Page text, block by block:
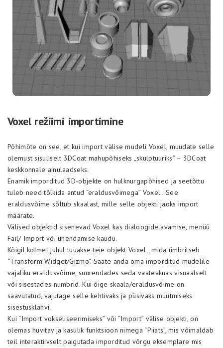
Voxel režiimi importimine
Põhimõte on see, et kui import välise mudeli Voxel, muudate selle
olemust sisuliselt 3DCoat mahupõhiseks „skulptuuriks” – 3DCoat
keskkonnale ainulaadseks.
Enamik imporditud 3D-objekte on hulknurgapõhised ja seetõttu
tuleb need tõlkida antud “eraldusvõimega” Voxel . See
eraldusvõime sõltub skaalast, mille selle objekti jaoks import
määrate.
Välised objektid sisenevad Voxel kas dialoogide avamise, menüü
Fail/ Import või ühendamise kaudu.
Kõigil kolmel juhul tuuakse teie objekt Voxel , mida ümbritseb
“Transform Widget/Gizmo”. Saate anda oma imporditud mudelile
vajaliku eraldusvõime, suurendades seda vaateaknas visuaalselt
või sisestades numbrid. Kui õige skaala/eraldusvõime on
saavutatud, vajutage selle kehtivaks ja püsivaks muutmiseks
sisestusklahvi.
Kui “Import vokseliseerimiseks” või “Import” välise objekti, on
olemas huvitav ja kasulik funktsioon nimega “Piiats”, mis võimaldab
teil interaktiivselt paigutada imporditud võrgu eksemplare mis